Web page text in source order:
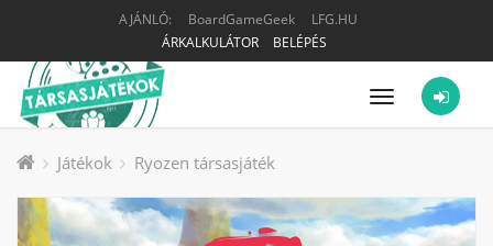
AJÁNLÓ: BoardGameGeek
LFG.HU
ÁRKALKULÁTOR
BELÉPÉS
Menü
Játékok Ryozen társasjáték